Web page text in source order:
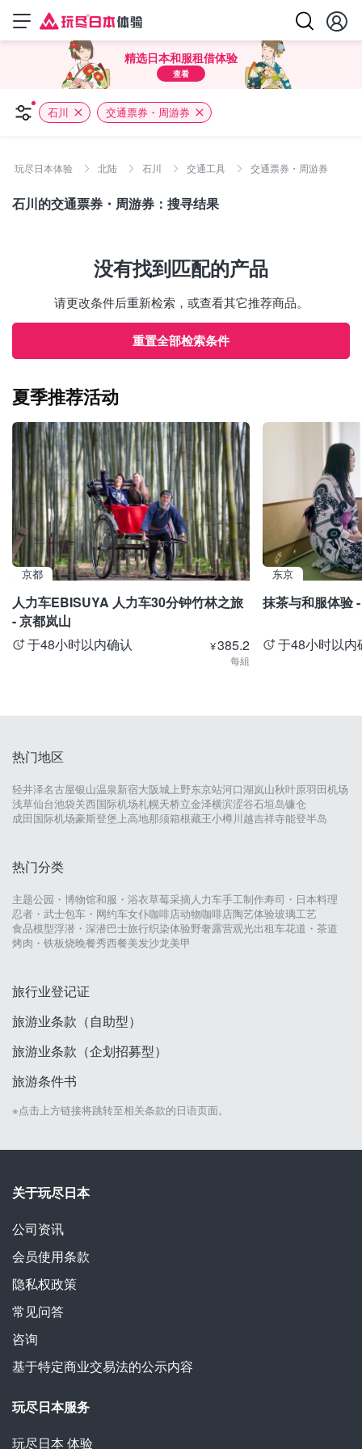
精选日本和服租借体验
查看
石川 交通票券・周游券
玩尽日本体验 北陆 石川 交通工具 交通票券・周游券
石川的交通票券・周游券：搜寻结果
没有找到匹配的产品
请更改条件后重新检索，或查看其它推荐商品。
重置全部检索条件
夏季推荐活动
京都
人力车EBISUYA 人力车30分钟竹林之旅
- 京都岚山
于48小时以内确认
¥385.2
每組
东京
抹茶与和服体验
于48小时以内
热门地区
轻井泽名古屋银山温泉新宿大阪城 上野东京站河口湖岚山秋叶原羽田机场
浅草仙台池袋关西国际机场札幌天桥立金泽横滨涩谷石垣岛镰仓
成田国际机场豪斯登堡 上高地那须箱根藏王小樽川越吉祥寺能登半岛
热门分类
主题公园・博物馆和服・浴衣草莓采摘人力车手工制作寿司・日本料理
忍者・武士包车・网约车女仆咖啡店动物咖啡店陶艺体验玻璃工艺
食品模型浮潜・深潜巴士旅行织染体验野奢露营观光出租车花道・茶道
烤肉・铁板烧晚餐秀西餐美发沙龙美甲
旅行业登记证
旅游业条款（自助型）
旅游业条款（企划招募型）
旅游条件书
※点击上方链接将跳转至相关条款的日语页面。
关于玩尽日本
公司资讯
会员使用条款
隐私权政策
常见问答
咨询
基于特定商业交易法的公示内容
玩尽日本服务
玩尽日本 体验